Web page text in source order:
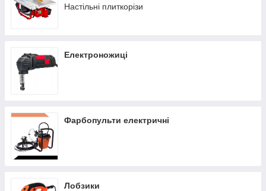
Настільні плиткорізи
Електроножиці
Фарбопульти електричні
Лобзики